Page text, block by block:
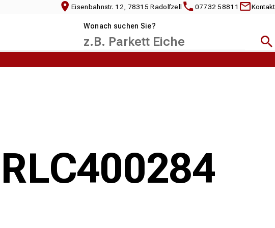
Eisenbahnstr. 12, 78315 Radolfzell 07732 58811 Kontakt
Wonach suchen Sie?